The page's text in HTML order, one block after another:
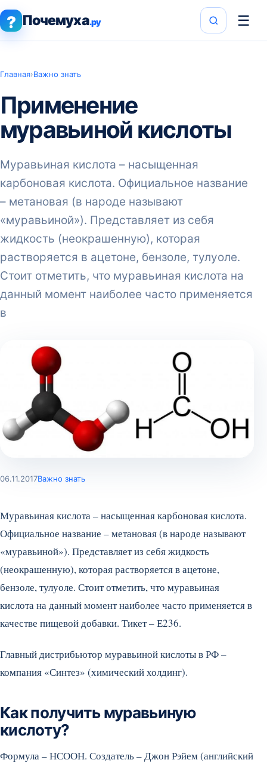
? Почемуха.ру ☰
Главная›Важно знать
Применение
муравьиной кислоты
Муравьиная кислота – насыщенная
карбоновая кислота. Официальное название
– метановая (в народе называют
«муравьиной»). Представляет из себя
жидкость (неокрашенную), которая
растворяется в ацетоне, бензоле, тулуоле.
Стоит отметить, что муравьиная кислота на
данный момент наиболее часто применяется
в
06.11.2017Важно знать
Муравьиная кислота – насыщенная карбоновая кислота.
Официальное название – метановая (в народе называют
«муравьиной»). Представляет из себя жидкость
(неокрашенную), которая растворяется в ацетоне,
бензоле, тулуоле. Стоит отметить, что муравьиная
кислота на данный момент наиболее часто применяется в
качестве пищевой добавки. Тикет – Е236.
Главный дистрибьютор муравьиной кислоты в РФ –
компания «Синтез» (химический холдинг).
Как получить муравьиную
кислоту?
Формула – НСООН. Создатель – Джон Рэйем (английский